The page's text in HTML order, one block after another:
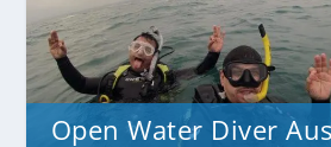
Open Water Diver